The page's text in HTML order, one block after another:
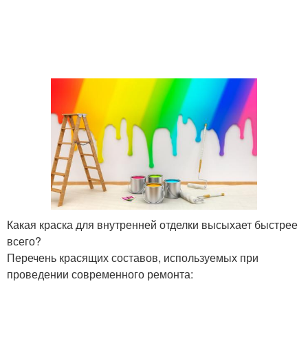
Какая краска для внутренней отделки высыхает быстрее
всего?
Перечень красящих составов, используемых при
проведении современного ремонта: